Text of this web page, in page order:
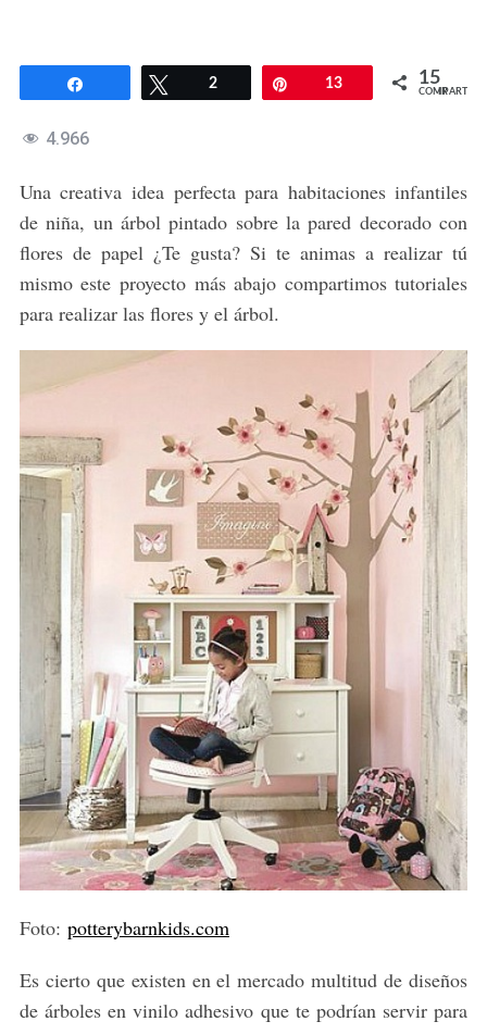
Compartir Twittear
2 13 15
COMPARTIR
4.966
Una creativa idea perfecta para habitaciones infantiles
de niña, un árbol pintado sobre la pared decorado con
flores de papel ¿Te gusta? Si te animas a realizar tú
mismo este proyecto más abajo compartimos tutoriales
para realizar las flores y el árbol.
Foto: potterybarnkids.com
Es cierto que existen en el mercado multitud de diseños
de árboles en vinilo adhesivo que te podrían servir para